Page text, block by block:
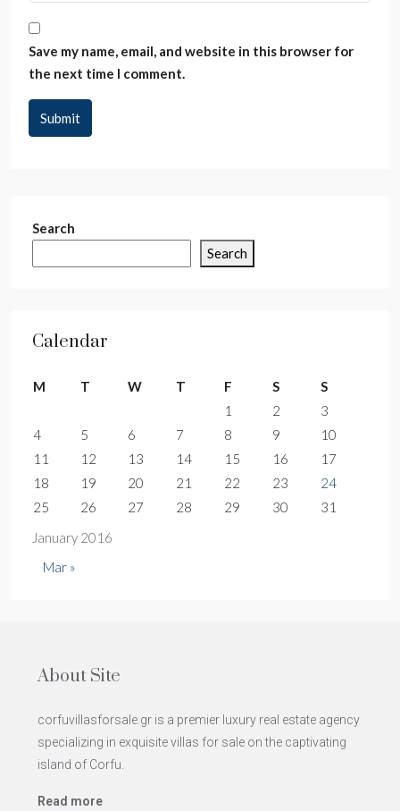
Save my name, email, and website in this browser for
the next time I comment.
Submit
Search
Search
Calendar
January 2016
M T W T F S
S
1
2
3
4
5 6 7 8 9
10
11
12 13 14 15 16
17
18
19 20 21 22 23
24
25
26 27 28 29 30 31
Mar »
About Site
corfuvillasforsale.gr is a premier luxury real estate agency
specializing in exquisite villas for sale on the captivating
island of Corfu.
Read more